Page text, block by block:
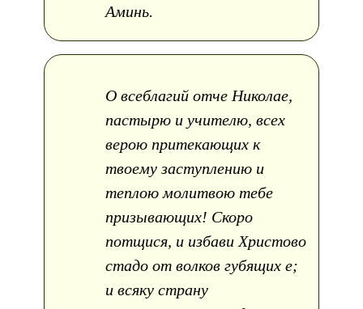
Аминь.
О всеблагий отче Николае,
пастырю и учителю, всех
верою притекающих к
твоему заступлению и
теплою молитвою тебе
призывающих! Скоро
потщися, и избави Христово
стадо от волков губящих е;
и всяку страну